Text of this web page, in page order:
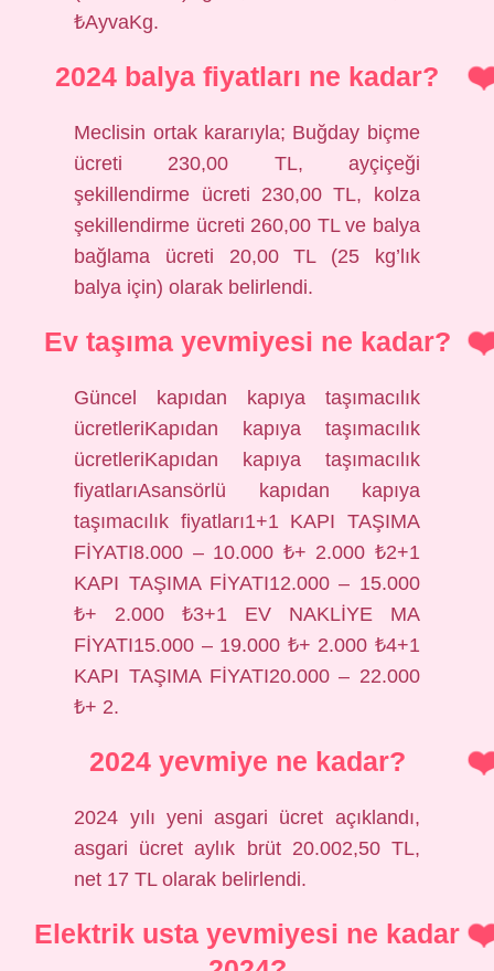
₺AyvaKg.
2024 balya fiyatları ne kadar?
Meclisin ortak kararıyla; Buğday biçme
ücreti 230,00 TL, ayçiçeği
şekillendirme ücreti 230,00 TL, kolza
şekillendirme ücreti 260,00 TL ve balya
bağlama ücreti 20,00 TL (25 kg’lık
balya için) olarak belirlendi.
Ev taşıma yevmiyesi ne kadar?
Güncel kapıdan kapıya taşımacılık
ücretleriKapıdan kapıya taşımacılık
ücretleriKapıdan kapıya taşımacılık
fiyatlarıAsansörlü kapıdan kapıya
taşımacılık fiyatları1+1 KAPI TAŞIMA
FİYATI8.000 – 10.000 ₺+ 2.000 ₺2+1
KAPI TAŞIMA FİYATI12.000 – 15.000
₺+ 2.000 ₺3+1 EV NAKLİYE MA
FİYATI15.000 – 19.000 ₺+ 2.000 ₺4+1
KAPI TAŞIMA FİYATI20.000 – 22.000
₺+ 2.
2024 yevmiye ne kadar?
2024 yılı yeni asgari ücret açıklandı,
asgari ücret aylık brüt 20.002,50 TL,
net 17 TL olarak belirlendi.
Elektrik usta yevmiyesi ne kadar